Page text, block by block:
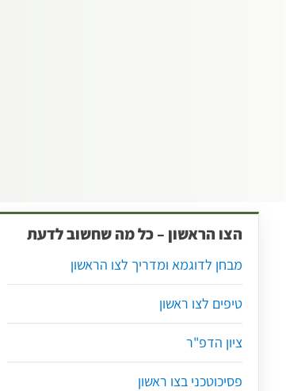
הצו הראשון – כל מה שחשוב לדעת
מבחן לדוגמא ומדריך לצו הראשון
טיפים לצו ראשון
ציון הדפ"ר
פסיכוטכני בצו ראשון